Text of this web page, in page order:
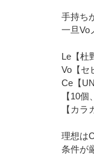
手持ち
一旦Vo
Le【杜
Vo【セ
Ce【
【10
【カ
理想は
条件が